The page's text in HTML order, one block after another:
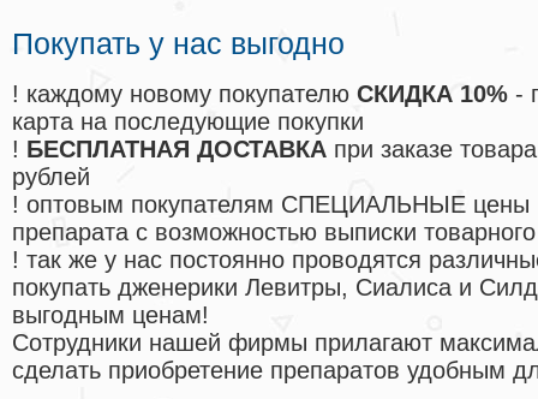
Покупать у нас выгодно
! каждому новому покупателю СКИДКА 10% -
карта на последующие покупки
! БЕСПЛАТНАЯ ДОСТАВКА при заказе
рублей
! оптовым покупателям СПЕЦИАЛЬНЫЕ цены
препарата с возможностью выписки
! так же у нас постоянно проводятся
покупать дженерики Левитры, Сиалиса и
выгодным ценам!
Cотрудники нашей фирмы прилагают
сделать приобретение препаратов удобным